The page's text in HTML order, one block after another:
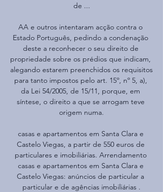
de ...
AA e outros intentaram acção contra o
Estado Português, pedindo a condenação
deste a reconhecer o seu direito de
propriedade sobre os prédios que indicam,
alegando estarem preenchidos os requisitos
para tanto impostos pelo art. 15º, nº 5, a),
da Lei 54/2005, de 15/11, porque, em
síntese, o direito a que se arrogam teve
origem numa.
casas e apartamentos em Santa Clara e
Castelo Viegas, a partir de 550 euros de
particulares e imobiliárias. Arrendamento
casas e apartamentos em Santa Clara e
Castelo Viegas: anúncios de particular a
particular e de agências imobiliárias .